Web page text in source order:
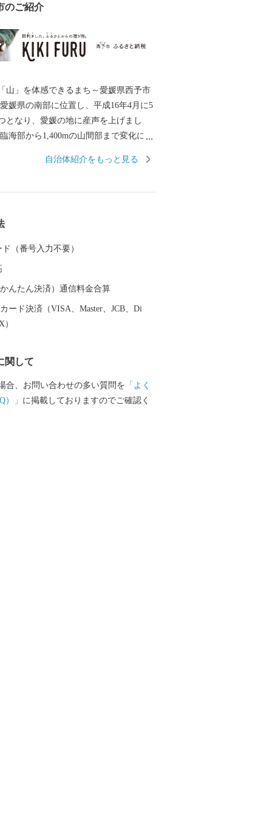
のご紹介
山」を体感できるまち～愛媛県西予市
となり、愛媛の地に産声を上げまし
海部から1,400mの山間部まで変化に富
て日本ジオパークに認定され、美しく
るよう、未来へ輝く西予市づくりに全
まいります。
自治体紹介をもっと見る
ド（番号入力不要）
かんたん決済）通信料金合算
ード決済（VISA、Master、JCB、Di
関して
合、お問い合わせの多い質問を 「よく
）」 に掲載しておりますのでご確認く